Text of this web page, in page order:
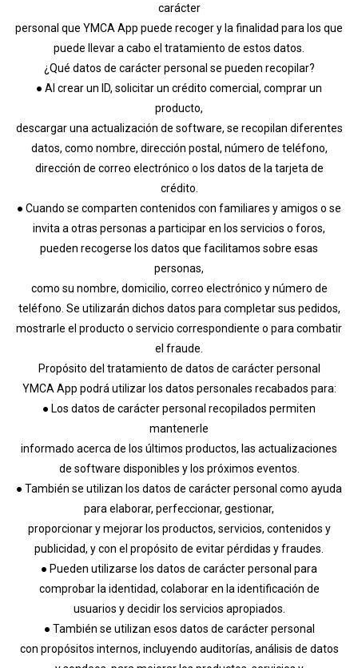
carácter
personal que YMCA App puede recoger y la finalidad para los que
puede llevar a cabo el tratamiento de estos datos.
¿Qué datos de carácter personal se pueden recopilar?
● Al crear un ID, solicitar un crédito comercial, comprar un
producto,
descargar una actualización de software, se recopilan diferentes
datos, como nombre, dirección postal, número de teléfono,
dirección de correo electrónico o los datos de la tarjeta de
crédito.
● Cuando se comparten contenidos con familiares y amigos o se
invita a otras personas a participar en los servicios o foros,
pueden recogerse los datos que facilitamos sobre esas
personas,
como su nombre, domicilio, correo electrónico y número de
teléfono. Se utilizarán dichos datos para completar sus pedidos,
mostrarle el producto o servicio correspondiente o para combatir
el fraude.
Propósito del tratamiento de datos de carácter personal
YMCA App podrá utilizar los datos personales recabados para:
● Los datos de carácter personal recopilados permiten
mantenerle
informado acerca de los últimos productos, las actualizaciones
de software disponibles y los próximos eventos.
● También se utilizan los datos de carácter personal como ayuda
para elaborar, perfeccionar, gestionar,
proporcionar y mejorar los productos, servicios, contenidos y
publicidad, y con el propósito de evitar pérdidas y fraudes.
● Pueden utilizarse los datos de carácter personal para
comprobar la identidad, colaborar en la identificación de
usuarios y decidir los servicios apropiados.
● También se utilizan esos datos de carácter personal
con propósitos internos, incluyendo auditorías, análisis de datos